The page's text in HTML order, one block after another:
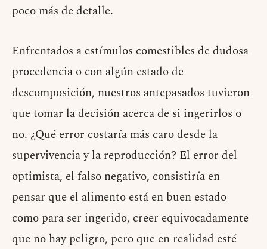
poco más de detalle.
Enfrentados a estímulos comestibles de dudosa
procedencia o con algún estado de
descomposición, nuestros antepasados tuvieron
que tomar la decisión acerca de si ingerirlos o
no. ¿Qué error costaría más caro desde la
supervivencia y la reproducción? El error del
optimista, el falso negativo, consistiría en
pensar que el alimento está en buen estado
como para ser ingerido, creer equivocadamente
que no hay peligro, pero que en realidad esté